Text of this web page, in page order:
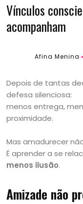
Vínculos
acompanham
Afina Menina
Depois de tantas
defesa silenciosa:
menos entrega,
proximidade.
Mas amadurecer
É aprender a se
menos ilusão.
Amizade não